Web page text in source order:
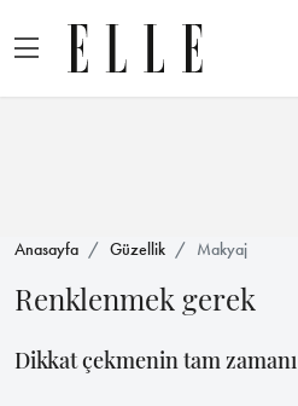
Anasayfa Güzellik Makyaj
Renklenmek gerek
Dikkat çekmenin tam zamanı